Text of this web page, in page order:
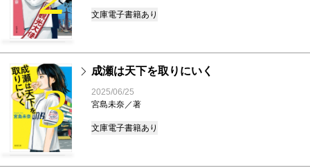
文庫電子書籍あり
3
成瀬は天下を取りにいく
2025/06/25
宮島未奈／著
文庫電子書籍あり